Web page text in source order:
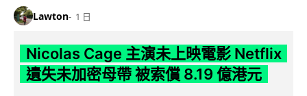
Lawton 1 日
Nicolas Cage 主演未上映電影 Netflix
遺失未加密母帶 被索償 8.19 億港元